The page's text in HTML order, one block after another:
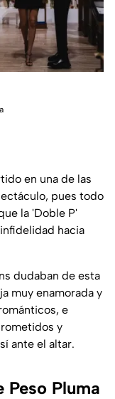
en una de las
pues todo
la 'Doble P'
hacia
dudaban de esta
muy enamorada y
e
y
ante el altar.
Peso Pluma